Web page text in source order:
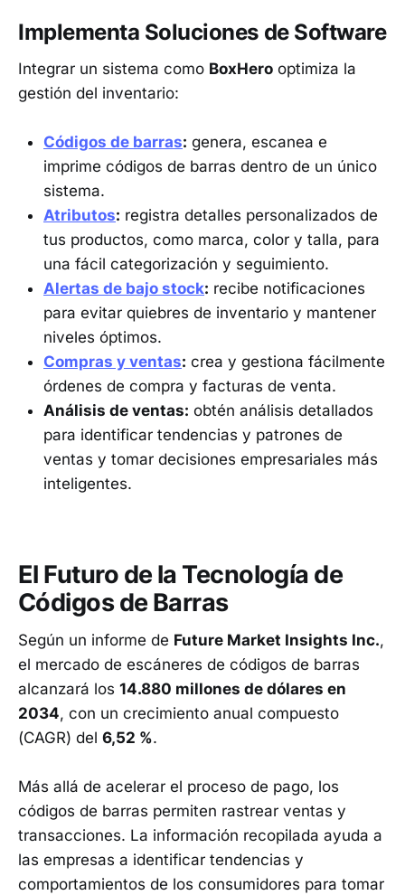
Implementa Soluciones de Software
Integrar un sistema como BoxHero optimiza la
gestión del inventario:
Códigos de barras: genera, escanea e
imprime códigos de barras dentro de un único
sistema.
Atributos: registra detalles personalizados de
tus productos, como marca, color y talla, para
una fácil categorización y seguimiento.
Alertas de bajo stock: recibe notificaciones
para evitar quiebres de inventario y mantener
niveles óptimos.
Compras y ventas: crea y gestiona fácilmente
órdenes de compra y facturas de venta.
Análisis de ventas: obtén análisis detallados
para identificar tendencias y patrones de
ventas y tomar decisiones empresariales más
inteligentes.
El Futuro de la Tecnología de
Códigos de Barras
Según un informe de Future Market Insights Inc.,
el mercado de escáneres de códigos de barras
alcanzará los 14.880 millones de dólares en
2034, con un crecimiento anual compuesto
(CAGR) del 6,52 %.
Más allá de acelerar el proceso de pago, los
códigos de barras permiten rastrear ventas y
transacciones. La información recopilada ayuda a
las empresas a identificar tendencias y
comportamientos de los consumidores para tomar